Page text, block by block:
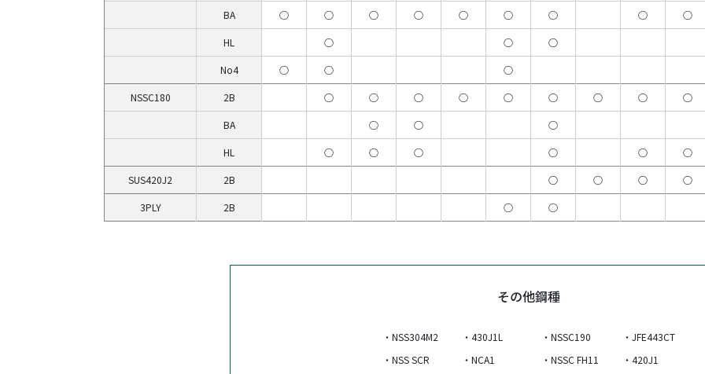
BA ○ ○ ○ ○ ○ ○ ○ ○ ○
HL ○ ○ ○
No4 ○ ○ ○
NSSC180 2B ○ ○ ○ ○ ○ ○ ○ ○ ○
BA ○ ○ ○
HL ○ ○ ○ ○ ○ ○
SUS420J2 2B ○ ○ ○ ○
3PLY 2B ○ ○
その他鋼種
・NSS304M2
・NSS SCR
・430J1L
・NCA1
・NSSC190
・NSSC FH11
・JFE443CT
・420J1